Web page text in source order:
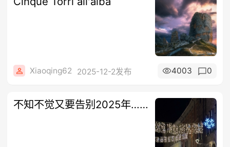
Xiaoqing62 2025-12-2发布 4003 0
不知不觉又要告别2025年……